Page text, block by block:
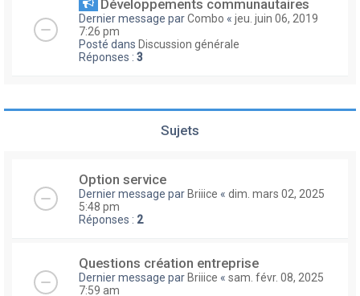
Développements communautaires
Dernier message parCombo « jeu. juin 06, 2019
7:26 pm
Posté dans Discussion générale
Réponses : 3
Sujets
Option service
Dernier message parBriiice « dim. mars 02, 2025
5:48 pm
Réponses : 2
Questions création entreprise
Dernier message parBriiice « sam. févr. 08, 2025
7:59 am